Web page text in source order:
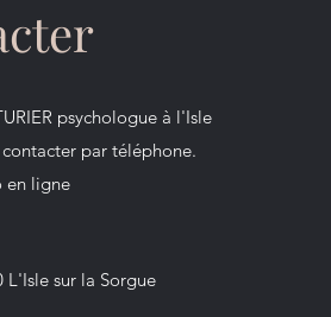
psychologue à l'Isle
par téléphone.
en ligne
L'Isle sur la Sorgue